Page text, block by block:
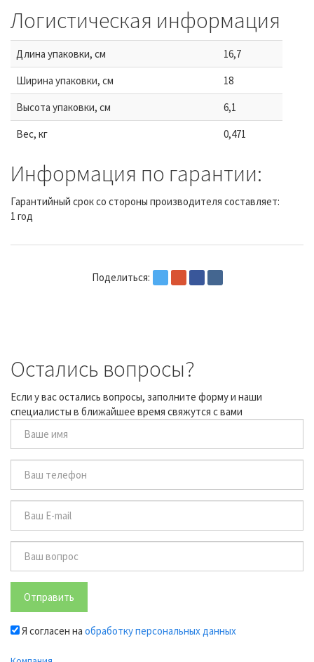
Логистическая информация
Длина упаковки, см
16,7
Ширина упаковки, см
18
Высота упаковки, см
6,1
Вес, кг
0,471
Информация по гарантии:
Гарантийный срок со стороны производителя составляет:
1 год
Поделиться:
Остались вопросы?
Если у вас остались вопросы, заполните форму и наши
специалисты в ближайшее время свяжутся с вами
Отправить
Я согласен на обработку персональных данных